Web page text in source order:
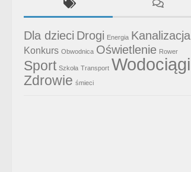
Dla dzieci Drogi Energia Kanalizacja
Konkurs Obwodnica Oświetlenie Rower
Sport Szkoła Transport Wodociągi
Zdrowie śmieci